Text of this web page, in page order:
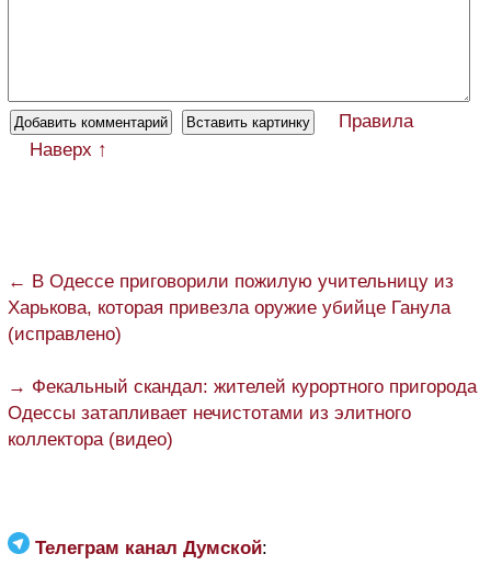
Правила
Наверх ↑
← В Одессе приговорили пожилую учительницу из
Харькова, которая привезла оружие убийце Ганула
(исправлено)
→ Фекальный скандал: жителей курортного пригорода
Одессы затапливает нечистотами из элитного
коллектора (видео)
Телеграм канал Думской: